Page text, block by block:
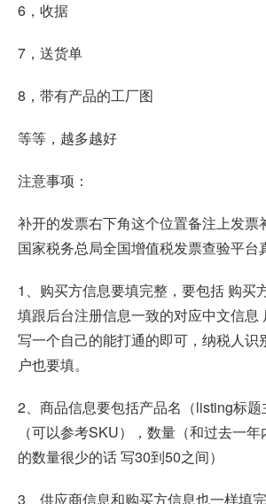
6，收据
7，送货单
8，带有产品的工厂图
等等，越多越好
注意事项：
补开的发票右下角这个位置备注上发票
国家税务总局全国增值税发票查验平台
1、购买方信息要填完整，要包括 购买
填跟后台注册信息一致的对应中文信息
写一个自己的能打通的即可，纳税人识
户也要填。
2、商品信息要包括产品名（listing标
（可以参考SKU），数量（和过去一
的数量很少的话 写30到50之间）
3、供应商信息和购买方信息也一样填